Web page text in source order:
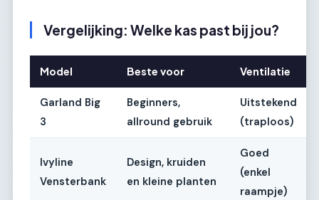
Vergelijking: Welke kas past bij jou?
Model Beste voor Ventilatie
Garland Big
3
Beginners,
allround gebruik
Uitstekend
(traploos)
Ivyline
Vensterbank
Design, kruiden
en kleine planten
Goed
(enkel
raampje)